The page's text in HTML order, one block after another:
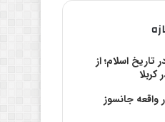
تاریخ اسلام؛ از
جانسوز